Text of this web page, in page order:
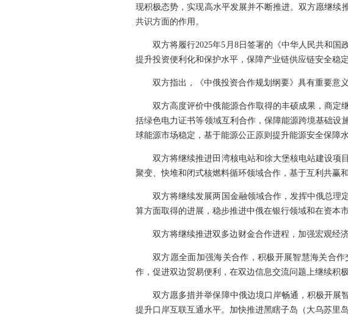
现积极态势，实现高水平发展并不断推进。双方愿继续
共识方面的作用。
双方将履行2025年5月8日签署的《中华人民共和
提升投资便利化和保护水平，保障产业链供应链安全稳定
双方指出，《中俄投资合作规划纲要》具有重要意
双方高度评价中俄能源合作取得的丰硕成果，商定
括绿色电力证书等领域互利合作，保障能源跨境基础设
球能源市场稳定，基于能源公正原则提升能源安全保障水
双方将继续推进田湾核电站和徐大堡核电站建设项
聚变、快堆和闭式核燃料循环领域合作，基于互利共赢
双方将继续发展两国金融领域合作，发挥中俄总理
算方面取得的进展，稳步推进中俄在银行领域和在资本
双方将继续推进双多边财金合作进程，加强宏观经
双方愿全面加强海关合作，积极开展智慧海关合
作，促进双边贸易便利，在双边信息交流问题上继续积极
双方愿多措并举保障中俄边境口岸畅通，积极开展
提升口岸互联互通水平。加快推进黑瞎子岛（大乌苏里